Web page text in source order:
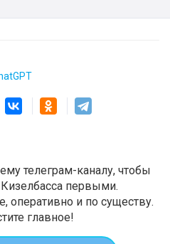
телеграм-каналу, чтобы
первыми.
оперативно и по существу.
главное!